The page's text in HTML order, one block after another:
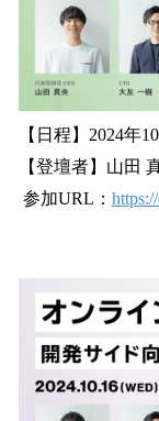
【日程】2024年
【登壇者】山田
参加URL：